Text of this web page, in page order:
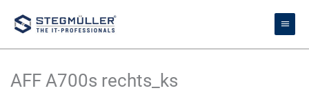
Inhalt
springen
AFF A700s rechts_ks